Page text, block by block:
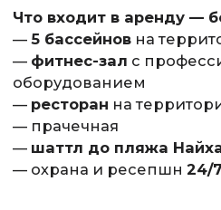
Что входит в аренду —
— 5 бассейновна
— фитнес-зал с
оборудованием
— ресторан на
— прачечная
— шаттл до пляжа
— охрана и ресепшн 24/7